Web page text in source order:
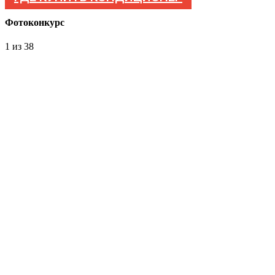
Фотоконкурс
1 из 38